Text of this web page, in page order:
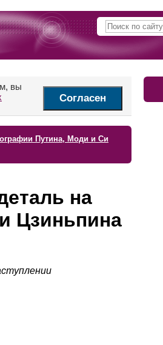
вы
Согласен
Путина, Моди и Си
на
Цзиньпина